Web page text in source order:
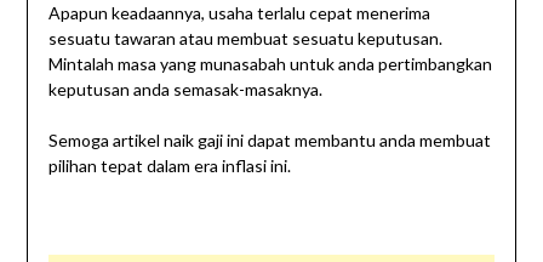
Apapun keadaannya, usaha terlalu cepat menerima
sesuatu tawaran atau membuat sesuatu keputusan.
Mintalah masa yang munasabah untuk anda pertimbangkan
keputusan anda semasak-masaknya.
Semoga artikel naik gaji ini dapat membantu anda membuat
pilihan tepat dalam era inflasi ini.